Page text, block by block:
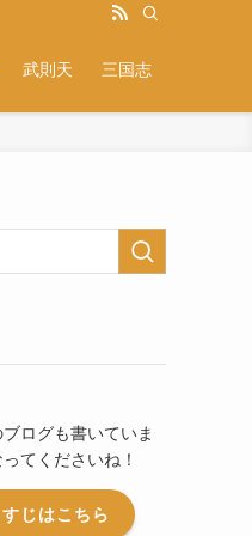
武則天 三国志
ログも書いていま
てくださいね！
じはこちら